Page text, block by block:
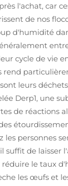
l'achat, car
de nos
d'humidité
cycle de vie
rend
leurs
Derp1, une
de réactions
les personnes
suffit de laisser
le taux
les œufs et